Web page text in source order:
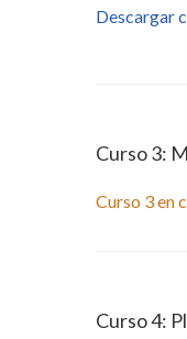
Descargar
Curso 3:
Curso 3 en
Curso 4: